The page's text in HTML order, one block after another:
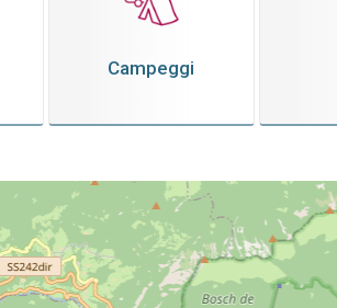
Campeggi